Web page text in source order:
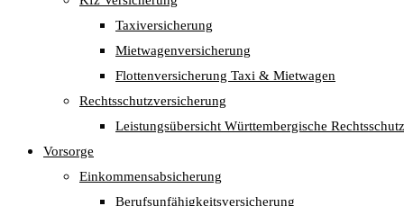
Taxiversicherung
Mietwagenversicherung
Flottenversicherung Taxi & Mietwagen
Rechtsschutzversicherung
Leistungsübersicht Württembergische
Vorsorge
Einkommensabsicherung
Berufsunfähigkeitsversicherung